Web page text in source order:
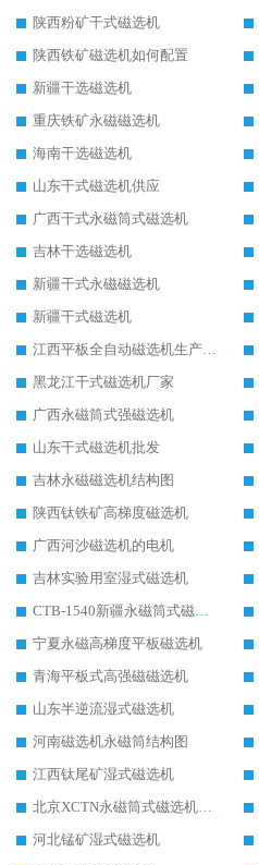
陕西粉矿干式磁选机
陕西铁矿磁选机如何配置
新疆干选磁选机
重庆铁矿永磁磁选机
海南干选磁选机
山东干式磁选机供应
广西干式永磁筒式磁选机
吉林干选磁选机
新疆干式永磁磁选机
新疆干式磁选机
江西平板全自动磁选机生产厂家
黑龙江干式磁选机厂家
广西永磁筒式强磁选机
山东干式磁选机批发
吉林永磁磁选机结构图
陕西钛铁矿高梯度磁选机
广西河沙磁选机的电机
吉林实验用室湿式磁选机
CTB-1540新疆永磁筒式磁选机
宁夏永磁高梯度平板磁选机
青海平板式高强磁磁选机
山东半逆流湿式磁选机
河南磁选机永磁筒结构图
江西钛尾矿湿式磁选机
北京XCTN永磁筒式磁选机磁块位置
河北锰矿湿式磁选机